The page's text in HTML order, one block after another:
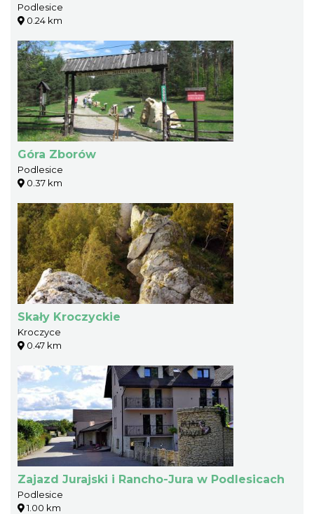
Podlesice
0.24 km
Góra Zborów
Podlesice
0.37 km
Skały Kroczyckie
Kroczyce
0.47 km
Zajazd Jurajski i Rancho-Jura w Podlesicach
Podlesice
1.00 km